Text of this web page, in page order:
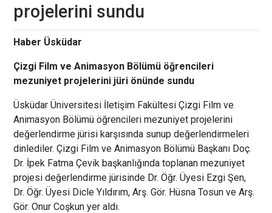
projelerini sundu
Haber Üsküdar
Çizgi Film ve Animasyon Bölümü öğrencileri
mezuniyet projelerini jüri önünde sundu
Üsküdar Üniversitesi İletişim Fakültesi Çizgi Film ve
Animasyon Bölümü öğrencileri mezuniyet projelerini
değerlendirme jürisi karşısında sunup değerlendirmeleri
dinlediler. Çizgi Film ve Animasyon Bölümü Başkanı Doç.
Dr. İpek Fatma Çevik başkanlığında toplanan mezuniyet
projesi değerlendirme jürisinde Dr. Öğr. Üyesi Ezgi Şen,
Dr. Öğr. Üyesi Dicle Yıldırım, Arş. Gör. Hüsna Tosun ve Arş.
Gör. Onur Coşkun yer aldı.